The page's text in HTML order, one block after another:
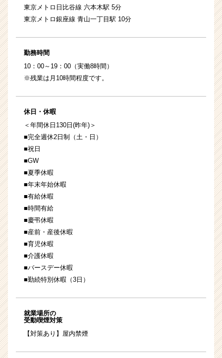
東京メトロ日比谷線 六本木駅 5分
東京メトロ銀座線 青山一丁目駅 10分
勤務時間
10：00～19：00（実働8時間）
※残業は月10時間程度です。
休日・休暇
＜年間休日130日(昨年)＞
■完全週休2日制（土・日）
■祝日
■GW
■夏季休暇
■年末年始休暇
■有給休暇
■時間有給
■慶弔休暇
■産前・産後休暇
■育児休暇
■介護休暇
■バースデー休暇
■勤続特別休暇（3日）
就業場所の
受動喫煙対策
【対策あり】屋内禁煙